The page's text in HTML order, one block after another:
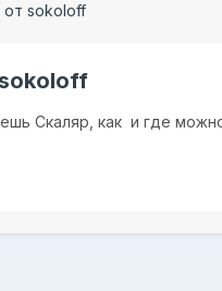
sokoloff
sokoloff
Скаляр, как и где